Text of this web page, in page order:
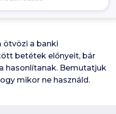
ötvözi a banki
betétek előnyeit, bár
hasonlítanak. Bemutatjuk
mikor ne használd.